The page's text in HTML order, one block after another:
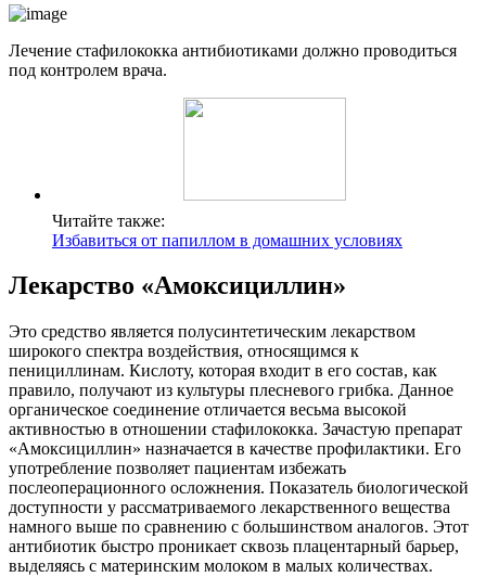
Лечение стафилококка антибиотиками должно проводиться
под контролем врача.
Читайте также:
Избавиться от папиллом в домашних условиях
Лекарство «Амоксициллин»
Это средство является полусинтетическим лекарством
широкого спектра воздействия, относящимся к
пенициллинам. Кислоту, которая входит в его состав, как
правило, получают из культуры плесневого грибка. Данное
органическое соединение отличается весьма высокой
активностью в отношении стафилококка. Зачастую препарат
«Амоксициллин» назначается в качестве профилактики. Его
употребление позволяет пациентам избежать
послеоперационного осложнения. Показатель биологической
доступности у рассматриваемого лекарственного вещества
намного выше по сравнению с большинством аналогов. Этот
антибиотик быстро проникает сквозь плацентарный барьер,
выделяясь с материнским молоком в малых количествах.